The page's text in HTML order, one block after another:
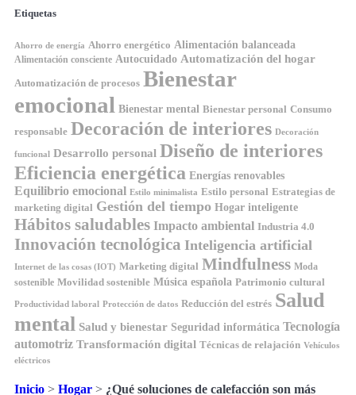
Etiquetas
Ahorro de energía Ahorro energético Alimentación balanceada
Alimentación consciente Autocuidado Automatización del hogar
Automatización de procesos Bienestar
emocional Bienestar mental Bienestar personal Consumo
responsable Decoración de interiores Decoración
funcional Desarrollo personal Diseño de interiores
Eficiencia energética Energías renovables
Equilibrio emocional Estilo minimalista Estilo personal Estrategias de
marketing digital Gestión del tiempo Hogar inteligente
Hábitos saludables Impacto ambiental Industria 4.0
Innovación tecnológica Inteligencia artificial
Internet de las cosas (IOT) Marketing digital Mindfulness Moda
sostenible Movilidad sostenible Música española Patrimonio cultural
Productividad laboral Protección de datos Reducción del estrés Salud
mental Salud y bienestar Seguridad informática Tecnología
automotriz Transformación digital Técnicas de relajación Vehículos
eléctricos
Inicio > Hogar > ¿Qué soluciones de calefacción son más